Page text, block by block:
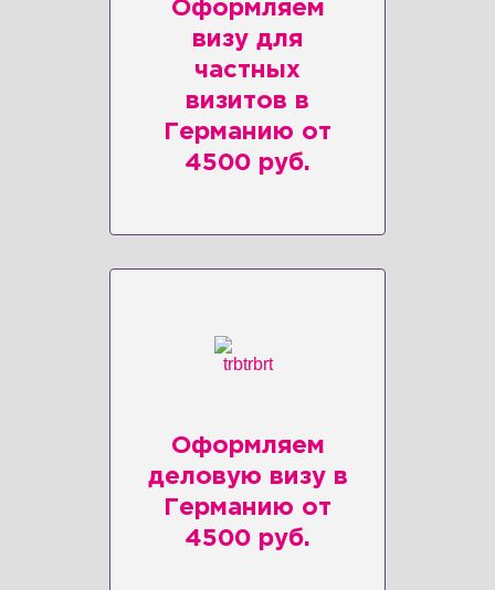
Оформляем
визу для
частных
визитов в
Германию от
4500 руб.
Оформляем
деловую визу в
Германию от
4500 руб.